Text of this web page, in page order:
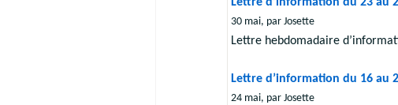
30 mai, par Josette
Lettre hebdomadaire
Lettre d’information du 16 au
24 mai, par Josette